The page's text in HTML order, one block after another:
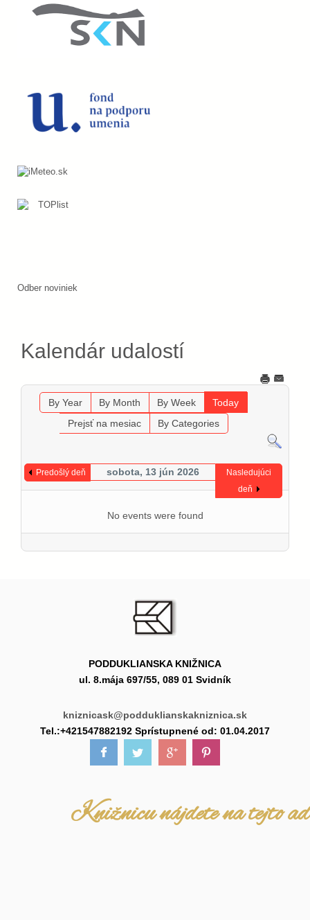
Odber noviniek
Kalendár udalostí
By Year By Month By Week
Today
Prejsť na mesiac
By Categories
Predošlý deň sobota, 13 jún 2026
Nasledujúci
deň
No events were found
PODDUKLIANSKA KNIŽNICA
ul. 8.mája 697/55, 089 01 Svidník
kniznicask@podduklianskakniznica.sk
Tel.:+421547882192 Sprístupnené od: 01.04.2017
Knižnicu nájdete na tejto